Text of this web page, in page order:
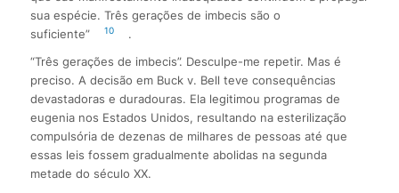
sua espécie. Três gerações de imbecis são o
suficiente”
10
.
“Três gerações de imbecis”. Desculpe-me repetir. Mas é
preciso. A decisão em Buck v. Bell teve consequências
devastadoras e duradouras. Ela legitimou programas de
eugenia nos Estados Unidos, resultando na esterilização
compulsória de dezenas de milhares de pessoas até que
essas leis fossem gradualmente abolidas na segunda
metade do século XX.